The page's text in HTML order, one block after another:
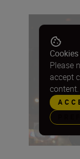
Please
accept
content.